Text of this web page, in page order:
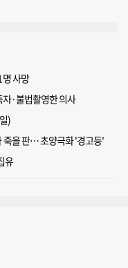
사망
·불법촬영한 의사
)
죽을 판… 초양극화 '경고등'
유